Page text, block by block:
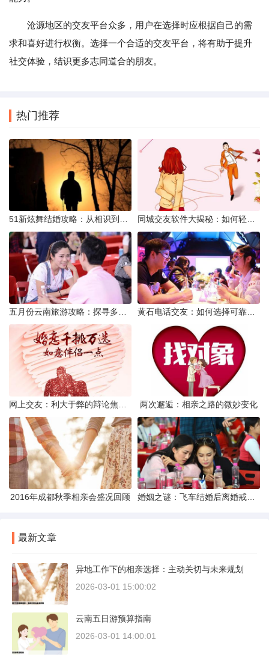
沧源地区的交友平台众多，用户在选择时应根据自己的需
求和喜好进行权衡。选择一个合适的交友平台，将有助于提升
社交体验，结识更多志同道合的朋友。
热门推荐
两次邂逅：相亲之路的微妙变化
2016年成都秋季相亲会盛况回顾
最新文章
异地工作下的相亲选择：主动关切与未来规划
2026-03-01 15:00:02
云南五日游预算指南
2026-03-01 14:00:01